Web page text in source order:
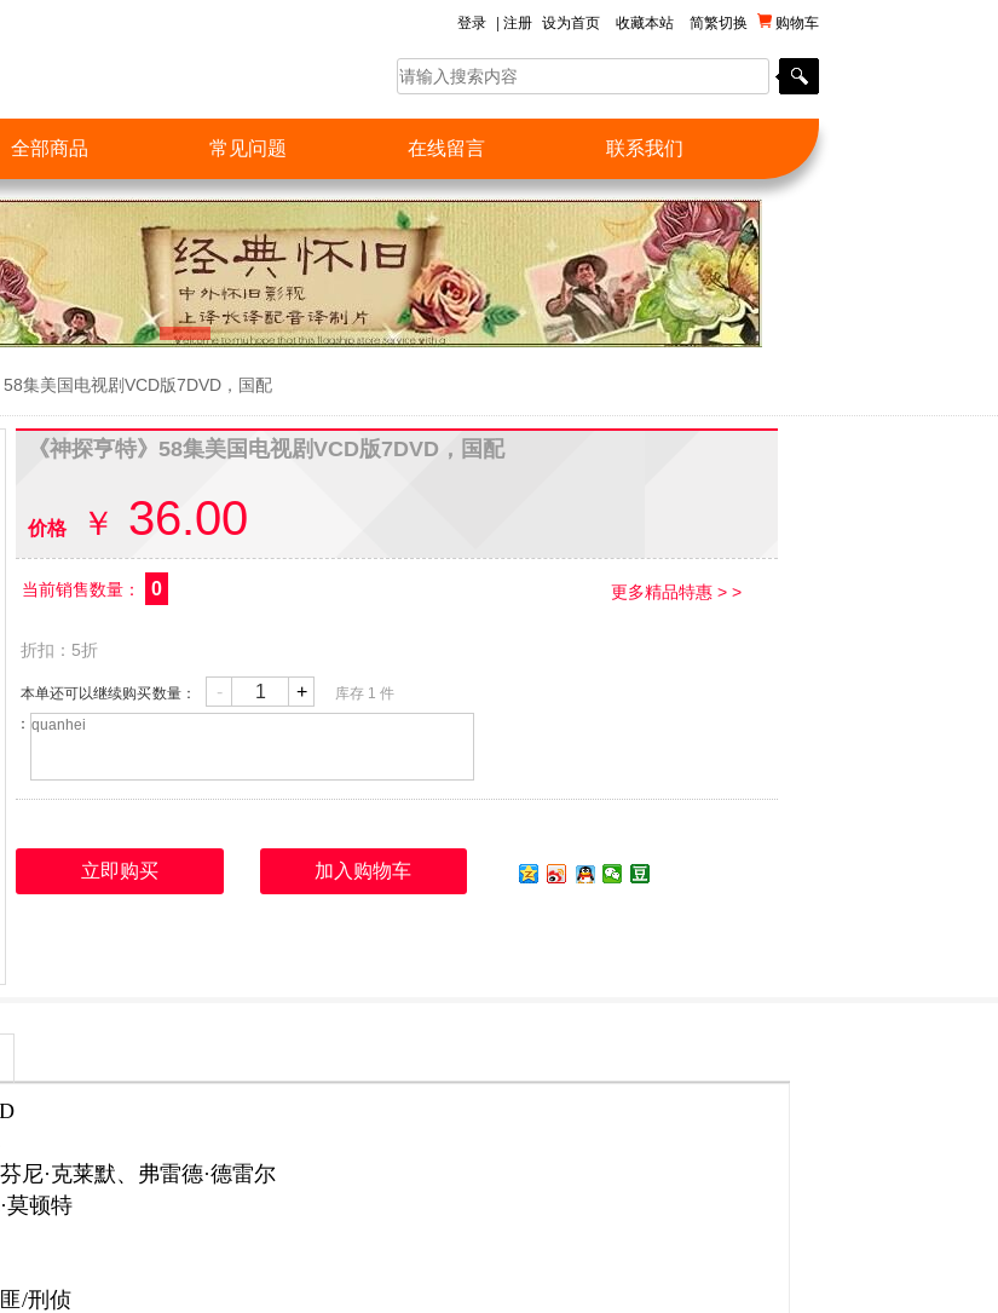
登录 注册 设为首页 收藏本站 简繁切换 购物车
全部商品 常见问题 在线留言 联系我们
58集美国电视剧VCD版7DVD，国配
《神探亨特》58集美国电视剧VCD版7DVD，国配
价格 ￥ 36.00
当前销售数量： 0 更多精品特惠 > >
折扣：5折
本单还可以继续购买数量： - + 库存 1 件
：
立即购买 加入购物车
尼·克莱默、弗雷德·德雷尔
莫顿特
/刑侦